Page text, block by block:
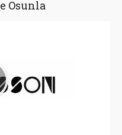
Osunla